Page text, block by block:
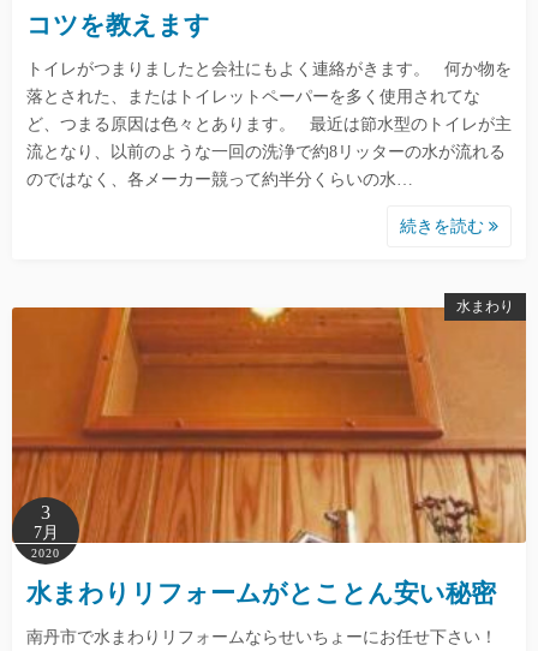
コツを教えます
トイレがつまりましたと会社にもよく連絡がきます。 何か物を
落とされた、またはトイレットペーパーを多く使用されてな
ど、つまる原因は色々とあります。 最近は節水型のトイレが主
流となり、以前のような一回の洗浄で約8リッターの水が流れる
のではなく、各メーカー競って約半分くらいの水…
続きを読む
水まわり
3
7月
2020
水まわりリフォームがとことん安い秘密
南丹市で水まわりリフォームならせいちょーにお任せ下さい！